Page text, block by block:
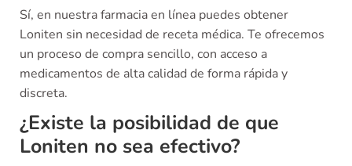
Sí, en nuestra farmacia en línea puedes obtener
Loniten sin necesidad de receta médica. Te ofrecemos
un proceso de compra sencillo, con acceso a
medicamentos de alta calidad de forma rápida y
discreta.
¿Existe la posibilidad de que
Loniten no sea efectivo?